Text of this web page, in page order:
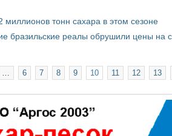
миллионов тонн сахара в этом сезоне
бразильские реалы обрушили цены на
6 7 8 9 10 11 12 13